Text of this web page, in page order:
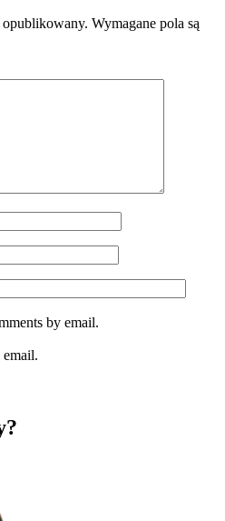
opublikowany. Wymagane pola są
by email.